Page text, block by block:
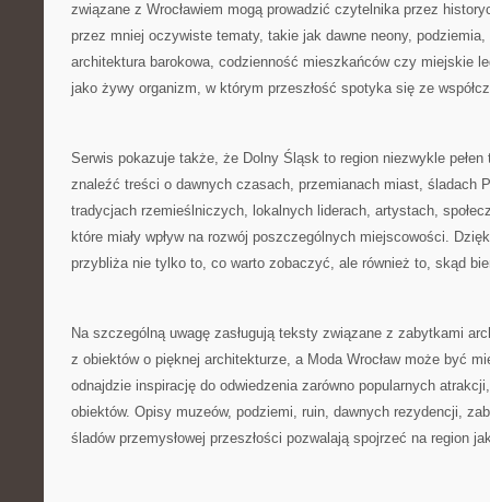
związane z Wrocławiem mogą prowadzić czytelnika przez
przez mniej oczywiste tematy, takie jak dawne neony,
architektura barokowa, codzienność mieszkańców czy miejskie
jako żywy organizm, w którym przeszłość spotyka się ze
Serwis pokazuje także, że Dolny Śląsk to region niezwykle
znaleźć treści o dawnych czasach, przemianach miast, śladach
tradycjach rzemieślniczych, lokalnych liderach, artystach,
które miały wpływ na rozwój poszczególnych miejscowości.
przybliża nie tylko to, co warto zobaczyć, ale również to, skąd
Na szczególną uwagę zasługują teksty związane z zabytkami
z obiektów o pięknej architekturze, a Moda Wrocław może być
odnajdzie inspirację do odwiedzenia zarówno popularnych
obiektów. Opisy muzeów, podziemi, ruin, dawnych rezydencji,
śladów przemysłowej przeszłości pozwalają spojrzeć na region